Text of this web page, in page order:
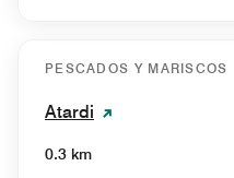
PESCADOS Y MARISCOS
Atardi
0.3 km